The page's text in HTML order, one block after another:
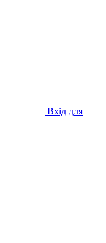
Вхід для